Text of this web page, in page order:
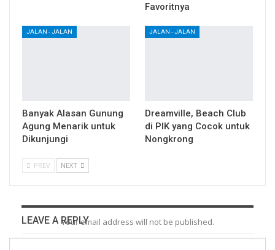
Favoritnya
JALAN - JALAN
Banyak Alasan Gunung
Agung Menarik untuk
Dikunjungi
JALAN - JALAN
Dreamville, Beach Club
di PIK yang Cocok untuk
Nongkrong
PREV NEXT
LEAVE A REPLYYour email address will not be published.